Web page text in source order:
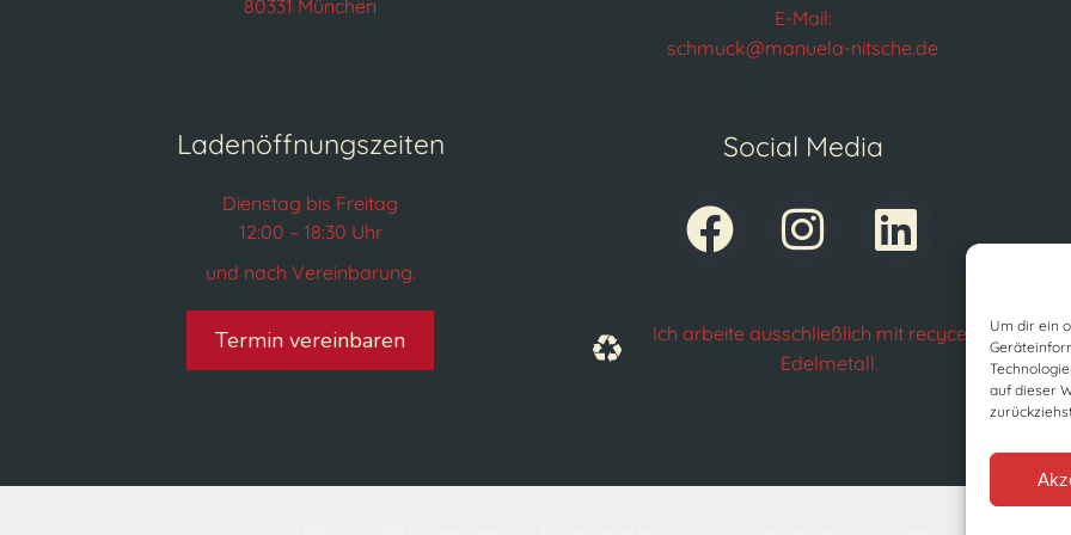
Um dir ein
auf dieser
80331 München
Ladenöffnungszeiten
Dienstag bis Freitag
12:00 – 18:30 Uhr
und nach Vereinbarung.
Termin vereinbaren
E-Mail:
schmuck@manuela-nitsche.de
Social Media
Ich arbeite ausschließlich mit recyceltem
Edelmetall.